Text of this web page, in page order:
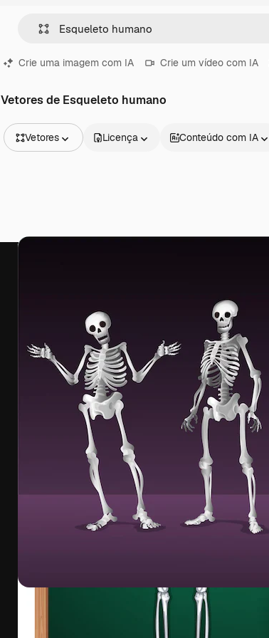
Crie uma imagem com IA Crie um vídeo com IA
Vetores de Esqueleto humano
Vetores
Vídeos
Licença Conteúdo com IA
A plataforma criativa para você direcionar
seu melhor trabalho. Mais de 1 milhão de
assinantes entre criativos, empresas,
agências e estúdios.
Português
2026Freepik Company S.L.U.